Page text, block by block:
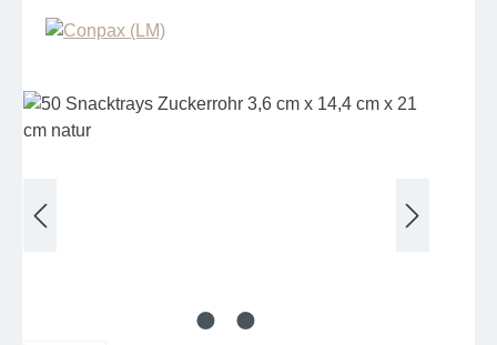
Bildergalerie überspringen